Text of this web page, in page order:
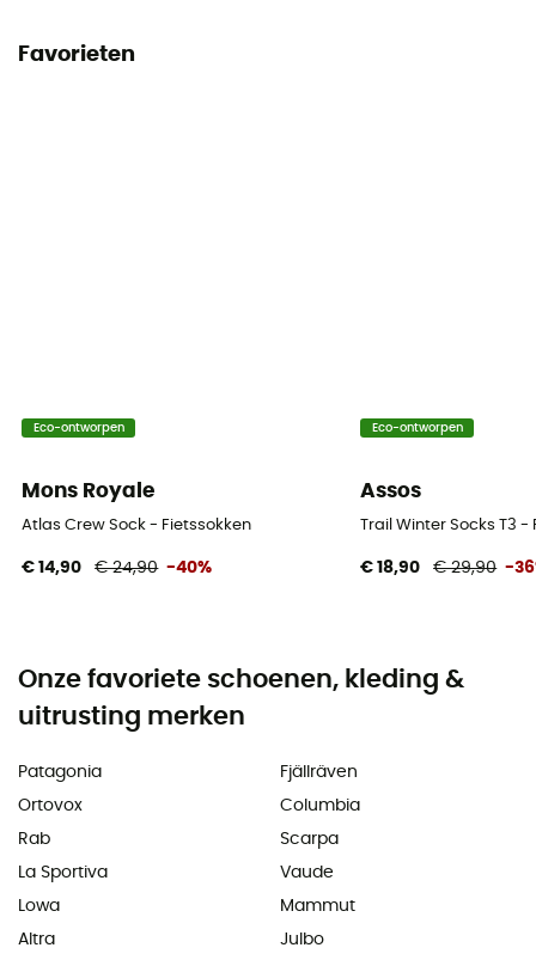
Favorieten
Eco-ontworpen
Mons Royale
Atlas Crew Sock - Fietssokken
€ 14,90 € 24,90 -40%
Eco-ontworpen
Assos
Trail Winter Socks T3 -
€ 18,90 € 29,90 -
Onze favoriete schoenen, kleding &
uitrusting merken
Patagonia
Ortovox
Rab
La Sportiva
Lowa
Altra
Fjällräven
Columbia
Scarpa
Vaude
Mammut
Julbo